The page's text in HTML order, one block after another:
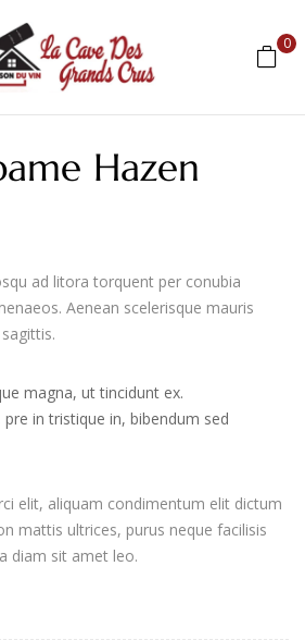
0
Hazen
ad litora torquent per conubia
Aenean scelerisque mauris
magna, ut tincidunt ex.
pre in tristique in, bibendum sed
elit, aliquam condimentum elit dictum
mattis ultrices, purus neque facilisis
diam sit amet leo.